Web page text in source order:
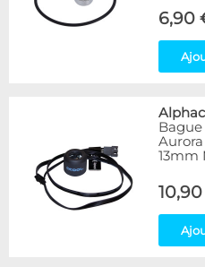
Tygon
XSPC
Plexi
Rouge
Transparent
Vert
Disponibilité / Promotions
6,90
13mm